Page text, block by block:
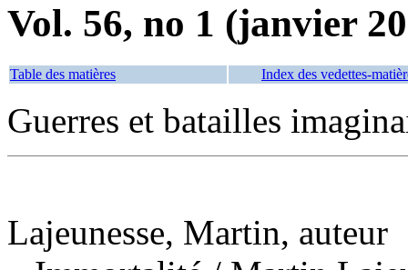
Vol. 56, no 1 (janvier
Table des matières Index des vedettes-
Guerres et batailles
Lajeunesse, Martin, auteur